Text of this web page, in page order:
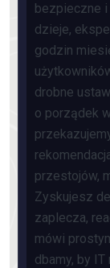
bezpieczne
dzieje,
godzin
drobne
o porządek
przestojów,
Zyskujesz
zaplecza,
mówi
dbamy, by IT